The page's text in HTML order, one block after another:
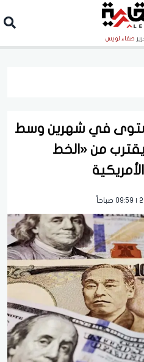
صفاء لويس
في شهرين وسط
يقترب من «الخط